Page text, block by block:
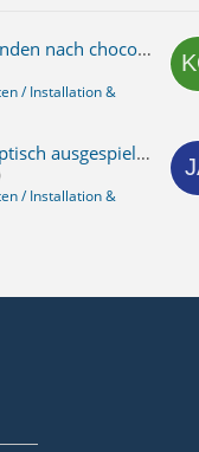
E-Mails und Termine verschwunden nach choco upgrade
/ Installation &
E-Mails in Posteingang erst kryptisch ausgespielt und nicht ansteuerbar, nach "Reparieren" dann verschwunden. Was tun?
/ Installation &